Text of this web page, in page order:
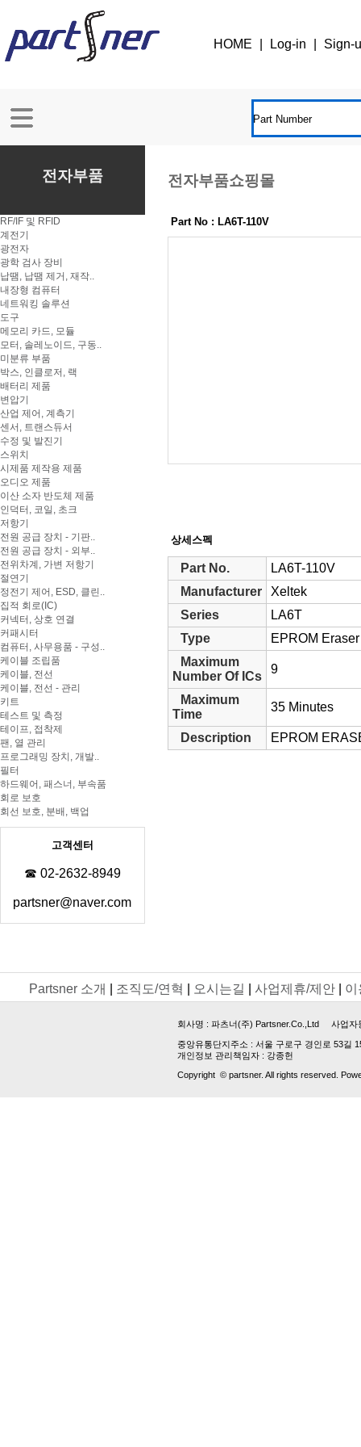
HOME Log-in Sign-
전자부품
RF/IF 및 RFID
계전기
광전자
광학 검사 장비
납땜, 납땜 제거, 재작..
내장형 컴퓨터
네트워킹 솔루션
도구
메모리 카드, 모듈
모터, 솔레노이드, 구동..
미분류 부품
박스, 인클로저, 랙
배터리 제품
변압기
산업 제어, 계측기
센서, 트랜스듀서
수정 및 발진기
스위치
시제품 제작용 제품
오디오 제품
이산 소자 반도체 제품
인덕터, 코일, 초크
저항기
전원 공급 장치 - 기판..
전원 공급 장치 - 외부..
전위차계, 가변 저항기
절연기
정전기 제어, ESD, 클린..
집적 회로(IC)
커넥터, 상호 연결
커패시터
컴퓨터, 사무용품 - 구성..
케이블 조립품
케이블, 전선
케이블, 전선 - 관리
키트
테스트 및 측정
테이프, 접착제
팬, 열 관리
프로그래밍 장치, 개발..
필터
하드웨어, 패스너, 부속품
회로 보호
회선 보호, 분배, 백업
고객센터
☎ 02-2632-8949
partsner@naver.com
전자부품쇼핑몰
Part No : LA6T-110V
상세스펙
Part No.
LA6T-110V
Manufacturer
Xeltek
Series
LA6T
Type
EPROM Eraser
Maximum
Number Of ICs
9
Maximum
Time
35 Minutes
Description EPROM
Partsner 소개 조직도/연혁 오시는길 사업제휴/제안 이
회사명 : 파츠너(주) Partsner.Co.,Ltd 사업자
중앙유통단지주소 : 서울 구로구 경인로 53길
개인정보 관리책임자 : 강종헌
Copyright © partsner. All rights reserved.